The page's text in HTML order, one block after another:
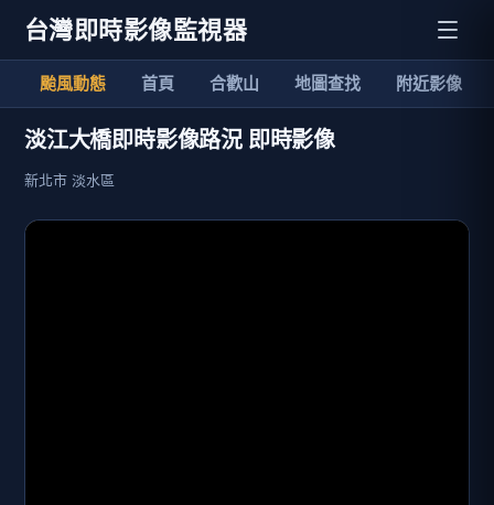
台灣即時影像監視器
颱風動態 首頁 合歡山 地圖查找 附近影像
淡江大橋即時影像路況 即時影像
新北市 淡水區